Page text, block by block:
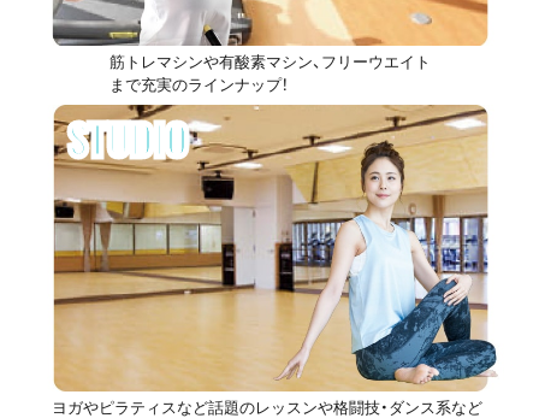
筋トレマシンや有酸素マシン、フリーウエイト
まで充実のラインナップ！
STUDIO
ヨガやピラティスなど話題のレッスンや格闘技・ダンス系など